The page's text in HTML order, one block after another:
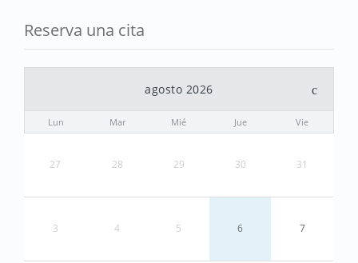
Reserva una cita
agosto 2026
Lun Mar Mié Jue Vie
27 28 29 30 31
3 4 5 6 7